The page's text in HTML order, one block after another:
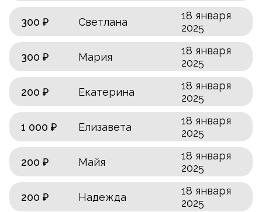
300 ₽ Светлана
18 января
2025
300 ₽ Мария
18 января
2025
200 ₽ Екатерина
18 января
2025
1 000 ₽ Елизавета
18 января
2025
200 ₽ Майя
18 января
2025
200 ₽ Надежда
18 января
2025